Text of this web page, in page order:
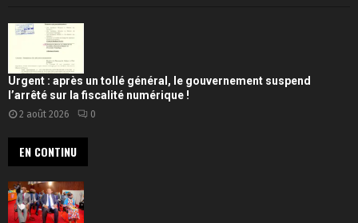
Urgent : après un tollé général, le gouvernement suspend
l’arrêté sur la fiscalité numérique !
2 août 2026 0
EN CONTINU